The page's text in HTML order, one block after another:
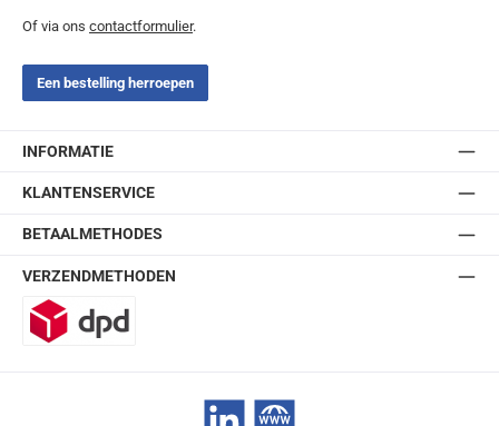
Of via ons contactformulier.
Een bestelling herroepen
INFORMATIE
KLANTENSERVICE
BETAALMETHODES
VERZENDMETHODEN